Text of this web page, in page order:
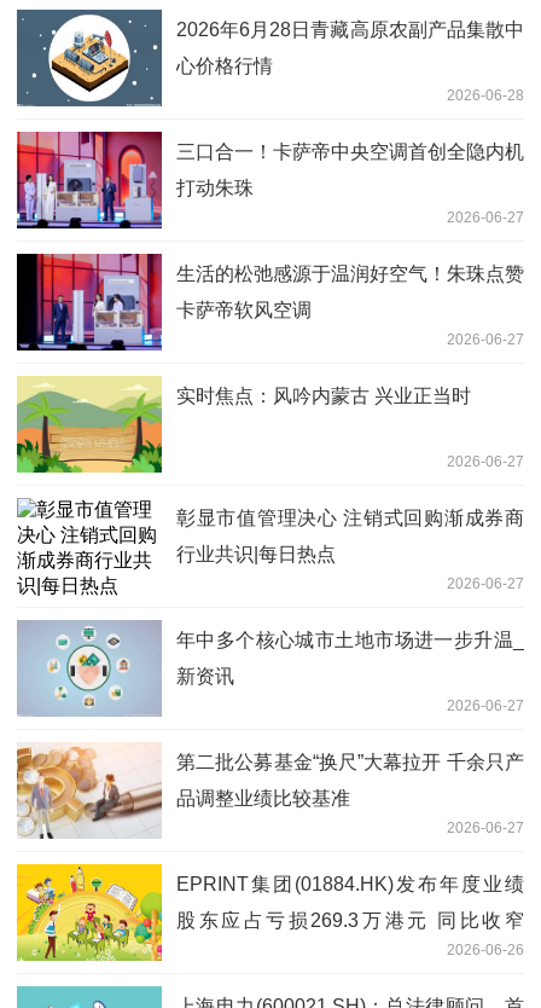
2026年6月28日青藏高原农副产品集散中
心价格行情
2026-06-28
三口合一！卡萨帝中央空调首创全隐内机
打动朱珠
2026-06-27
生活的松弛感源于温润好空气！朱珠点赞
卡萨帝软风空调
2026-06-27
实时焦点：风吟内蒙古 兴业正当时
2026-06-27
彰显市值管理决心 注销式回购渐成券商
行业共识|每日热点
2026-06-27
年中多个核心城市土地市场进一步升温_
新资讯
2026-06-27
第二批公募基金“换尺”大幕拉开 千余只产
品调整业绩比较基准
2026-06-27
EPRINT集团(01884.HK)发布年度业绩
股东应占亏损269.3万港元 同比收窄
2026-06-26